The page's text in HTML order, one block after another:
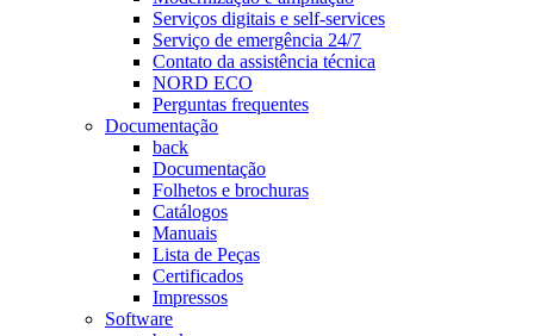
Serviços digitais e self-services
Serviço de emergência 24/7
Contato da assistência técnica
NORD ECO
Perguntas frequentes
Documentação
back
Documentação
Folhetos e brochuras
Catálogos
Manuais
Lista de Peças
Certificados
Impressos
Software